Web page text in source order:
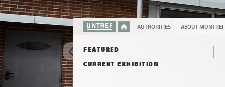
AUTHORITIES ABOUT MUNTREF
FEATURED
CURRENT EXHIBITION